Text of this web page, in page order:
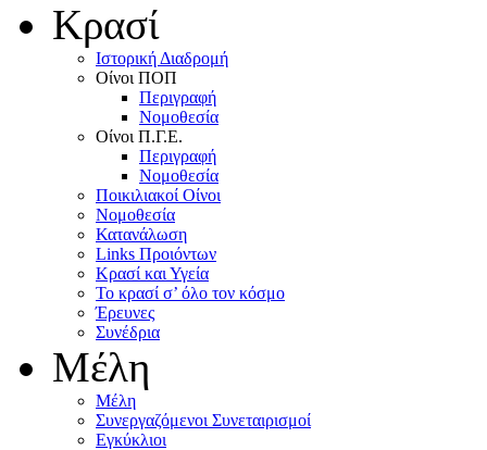
Κρασί
Iστορική Διαδρομή
Oίνοι ΠOΠ
Περιγραφή
Nομοθεσία
Oίνοι Π.Γ.E.
Περιγραφή
Νομοθεσία
Ποικιλιακοί Oίνοι
Nομοθεσία
Κατανάλωση
Links Προιόντων
Κρασί και Υγεία
To κρασί σ’ όλο τον κόσμο
Έρευνες
Συνέδρια
Μέλη
Mέλη
Συνεργαζόμενοι Συνεταιρισμοί
Εγκύκλιοι